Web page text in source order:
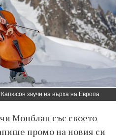
звучи на върха на Европа
Монблан със своето
промо на новия си